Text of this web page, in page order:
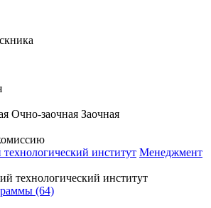
Очно-заочная Заочная
институт Менеджмент
(64)